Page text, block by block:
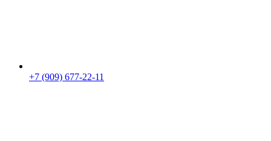
+7 (909) 677-22-11